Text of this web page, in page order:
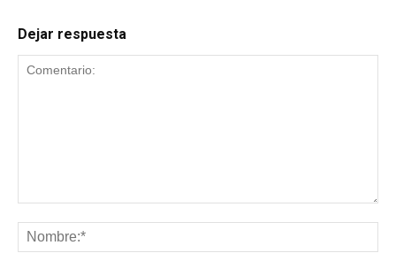
Dejar respuesta